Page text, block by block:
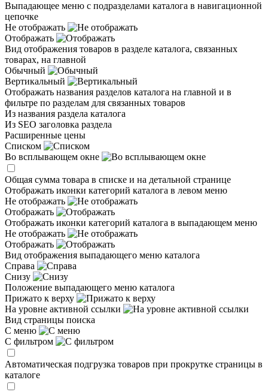
Выпадающее меню с подразделами каталога в навигационной
цепочке
Не отображать
Отображать
Вид отображения товаров в разделе каталога, связанных
товарах, на главной
Обычный
Вертикальный
Отображать названия разделов каталога на главной и в
фильтре по разделам для связанных товаров
Из названия раздела каталога
Из SEO заголовка раздела
Расширенные цены
Списком
Во всплывающем окне
Общая сумма товара в списке и на детальной странице
Отображать иконки категорий каталога в левом меню
Не отображать
Отображать
Отображать иконки категорий каталога в выпадающем меню
Не отображать
Отображать
Вид отображения выпадающего меню каталога
Справа
Снизу
Положение выпадающего меню каталога
Прижато к верху
На уровне активной ссылки
Вид страницы поиска
С меню
С фильтром
Автоматическая подгрузка товаров при прокрутке страницы в
каталоге